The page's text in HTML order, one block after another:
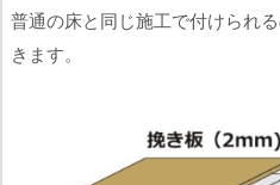
普通の床と同じ施工で付けられ
きます。